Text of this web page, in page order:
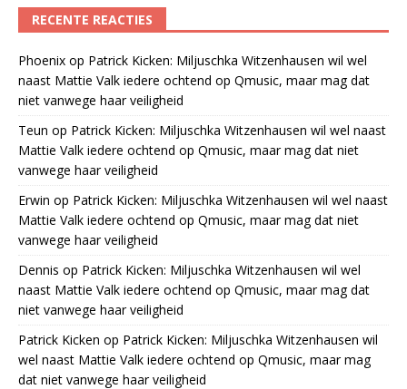
RECENTE REACTIES
Phoenix op Patrick Kicken: Miljuschka Witzenhausen wil wel
naast Mattie Valk iedere ochtend op Qmusic, maar mag dat
niet vanwege haar veiligheid
Teun op Patrick Kicken: Miljuschka Witzenhausen wil wel naast
Mattie Valk iedere ochtend op Qmusic, maar mag dat niet
vanwege haar veiligheid
Erwin op Patrick Kicken: Miljuschka Witzenhausen wil wel naast
Mattie Valk iedere ochtend op Qmusic, maar mag dat niet
vanwege haar veiligheid
Dennis op Patrick Kicken: Miljuschka Witzenhausen wil wel
naast Mattie Valk iedere ochtend op Qmusic, maar mag dat
niet vanwege haar veiligheid
Patrick Kicken op Patrick Kicken: Miljuschka Witzenhausen wil
wel naast Mattie Valk iedere ochtend op Qmusic, maar mag
dat niet vanwege haar veiligheid